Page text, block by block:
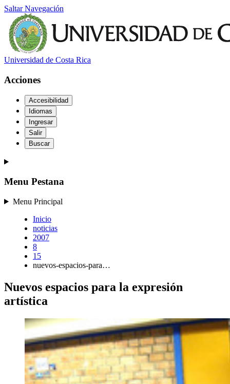
Saltar Navegación
Universidad de Costa Rica
Acciones
Accesibilidad
Idiomas
Ingresar
Salir
Buscar
Menu Pestana
Menu Principal
Inicio
noticias
2007
8
15
nuevos-espacios-para…
Nuevos espacios para la expresión
artística